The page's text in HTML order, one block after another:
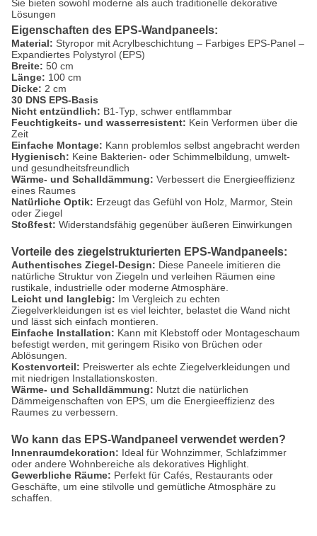
Sie bieten sowohl moderne als auch traditionelle dekorative
Lösungen
Eigenschaften des EPS-Wandpaneels:
Material: Styropor mit Acrylbeschichtung – Farbiges EPS-Panel –
Expandiertes Polystyrol (EPS)
Breite: 50 cm
Länge: 100 cm
Dicke: 2 cm
30 DNS EPS-Basis
Nicht entzündlich: B1-Typ, schwer entflammbar
Feuchtigkeits- und wasserresistent: Kein Verformen über die
Zeit
Einfache Montage: Kann problemlos selbst angebracht werden
Hygienisch: Keine Bakterien- oder Schimmelbildung, umwelt-
und gesundheitsfreundlich
Wärme- und Schalldämmung: Verbessert die Energieeffizienz
eines Raumes
Natürliche Optik: Erzeugt das Gefühl von Holz, Marmor, Stein
oder Ziegel
Stoßfest: Widerstandsfähig gegenüber äußeren Einwirkungen
Vorteile des ziegelstrukturierten EPS-Wandpaneels:
Authentisches Ziegel-Design: Diese Paneele imitieren die
natürliche Struktur von Ziegeln und verleihen Räumen eine
rustikale, industrielle oder moderne Atmosphäre.
Leicht und langlebig: Im Vergleich zu echten
Ziegelverkleidungen ist es viel leichter, belastet die Wand nicht
und lässt sich einfach montieren.
Einfache Installation: Kann mit Klebstoff oder Montageschaum
befestigt werden, mit geringem Risiko von Brüchen oder
Ablösungen.
Kostenvorteil: Preiswerter als echte Ziegelverkleidungen und
mit niedrigen Installationskosten.
Wärme- und Schalldämmung: Nutzt die natürlichen
Dämmeigenschaften von EPS, um die Energieeffizienz des
Raumes zu verbessern.
Wo kann das EPS-Wandpaneel verwendet werden?
Innenraumdekoration: Ideal für Wohnzimmer, Schlafzimmer
oder andere Wohnbereiche als dekoratives Highlight.
Gewerbliche Räume: Perfekt für Cafés, Restaurants oder
Geschäfte, um eine stilvolle und gemütliche Atmosphäre zu
schaffen.